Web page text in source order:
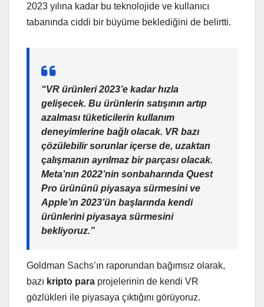
2023 yılına kadar bu teknolojide ve kullanıcı
tabanında ciddi bir büyüme beklediğini de belirtti.
“VR ürünleri 2023’e kadar hızla
gelişecek. Bu ürünlerin satışının artıp
azalması tüketicilerin kullanım
deneyimlerine bağlı olacak. VR bazı
çözülebilir sorunlar içerse de, uzaktan
çalışmanın ayrılmaz bir parçası olacak.
Meta’nın 2022’nin sonbaharında Quest
Pro ürününü piyasaya sürmesini ve
Apple’ın 2023’ün başlarında kendi
ürünlerini piyasaya sürmesini
bekliyoruz.”
Goldman Sachs’ın raporundan bağımsız olarak,
bazı kripto para projelerinin de kendi VR
gözlükleri ile piyasaya çıktığını görüyoruz.